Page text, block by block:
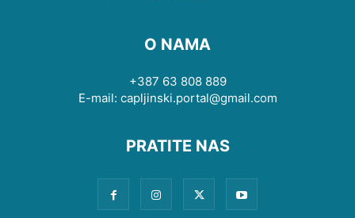
O NAMA
+387 63 808 889
E-mail: capljinski.portal@gmail.com
PRATITE NAS